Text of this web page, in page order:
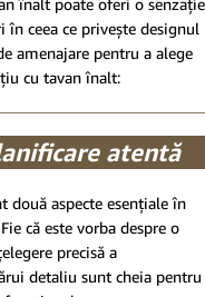
înalt poate oferi o senzație
în ceea ce privește designul
amenajare pentru a alege
cu tavan înalt:
atentă
două aspecte esențiale în
că este vorba despre o
precisă a
detaliu sunt cheia pentru